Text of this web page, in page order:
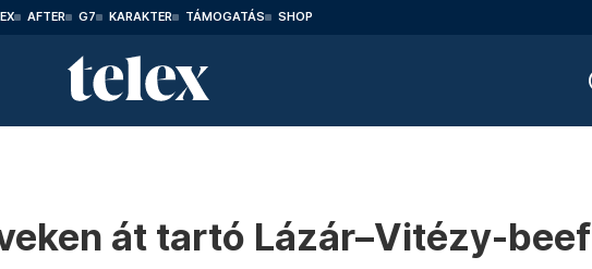
AFTER G7 KARAKTER TÁMOGATÁS SHOP
át tartó Lázár–Vitézy-beef